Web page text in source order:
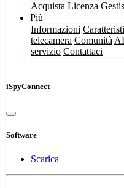
Acquista Licenza
Più
Informazioni
telecamera Comunità
servizio Contattaci
iSpyConnect
Software
Scarica